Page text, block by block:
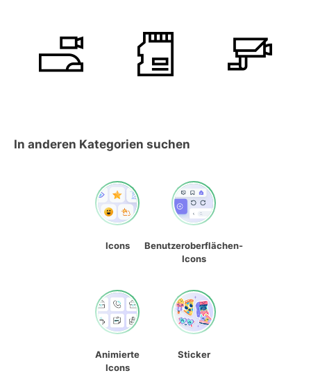
In anderen Kategorien suchen
Icons
Benutzeroberflächen-
Icons
Animierte
Icons
Sticker